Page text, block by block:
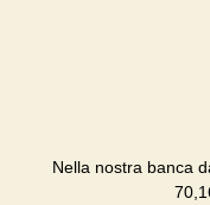
Nella nostra banca